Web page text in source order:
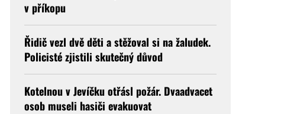
v příkopu
Řidič vezl dvě děti a stěžoval si na žaludek.
Policisté zjistili skutečný důvod
Kotelnou v Jevíčku otřásl požár. Dvaadvacet
osob museli hasiči evakuovat